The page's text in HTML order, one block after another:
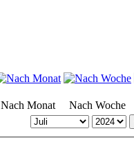
Nach Monat Nach Woche